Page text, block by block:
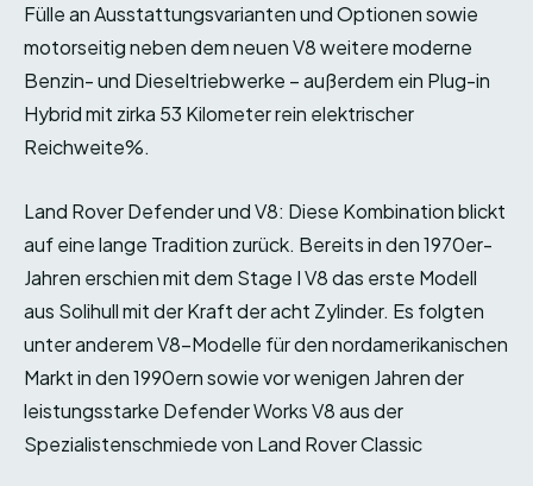
Fülle an Ausstattungsvarianten und Optionen sowie
motorseitig neben dem neuen V8 weitere moderne
Benzin- und Dieseltriebwerke – außerdem ein Plug-in
Hybrid mit zirka 53 Kilometer rein elektrischer
Reichweite%.
Land Rover Defender und V8: Diese Kombination blickt
auf eine lange Tradition zurück. Bereits in den 1970er-
Jahren erschien mit dem Stage I V8 das erste Modell
aus Solihull mit der Kraft der acht Zylinder. Es folgten
unter anderem V8-Modelle für den nordamerikanischen
Markt in den 1990ern sowie vor wenigen Jahren der
leistungsstarke Defender Works V8 aus der
Spezialistenschmiede von Land Rover Classic